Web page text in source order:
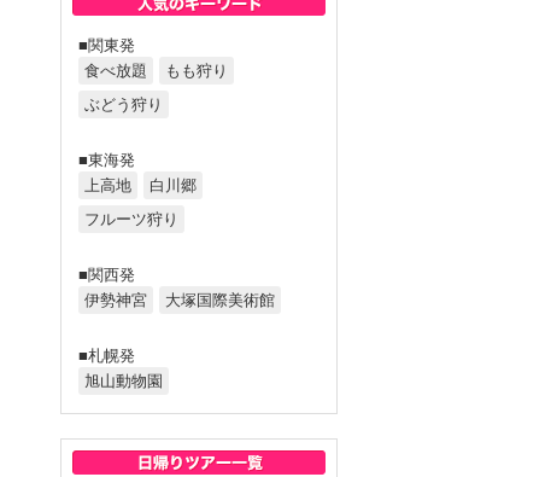
■関東発
食べ放題
もも狩り
ぶどう狩り
■東海発
上高地
白川郷
フルーツ狩り
■関西発
伊勢神宮
大塚国際美術館
■札幌発
旭山動物園